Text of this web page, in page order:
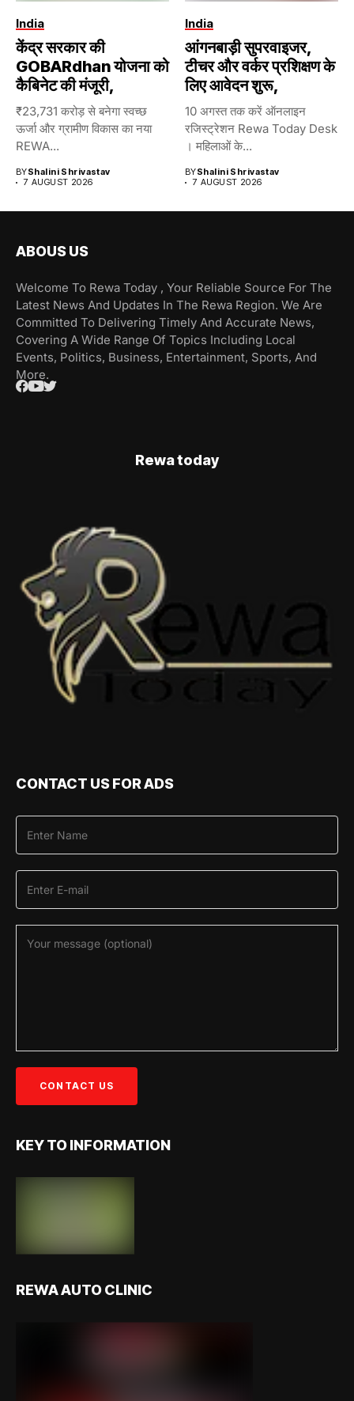
India
केंद्र सरकार की
GOBARdhan योजना को
कैबिनेट की मंजूरी,
₹23,731 करोड़ से बनेगा स्वच्छ
ऊर्जा और ग्रामीण विकास का नया
REWA...
BYShalini Shrivastav
7 AUGUST 2026
India
आंगनबाड़ी सुपरवाइजर,
टीचर और वर्कर प्रशिक्षण के
लिए आवेदन शुरू,
10 अगस्त तक करें ऑनलाइन
रजिस्ट्रेशन Rewa Today Desk
। महिलाओं के...
BYShalini Shrivastav
7 AUGUST 2026
ABOUS US
Welcome To Rewa Today , Your Reliable Source For The
Latest News And Updates In The Rewa Region. We Are
Committed To Delivering Timely And Accurate News,
Covering A Wide Range Of Topics Including Local
Events, Politics, Business, Entertainment, Sports, And
More.
Rewa today
CONTACT US FOR ADS
KEY TO INFORMATION
REWA AUTO CLINIC